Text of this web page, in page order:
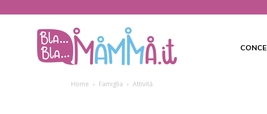
Home Famiglia Attività